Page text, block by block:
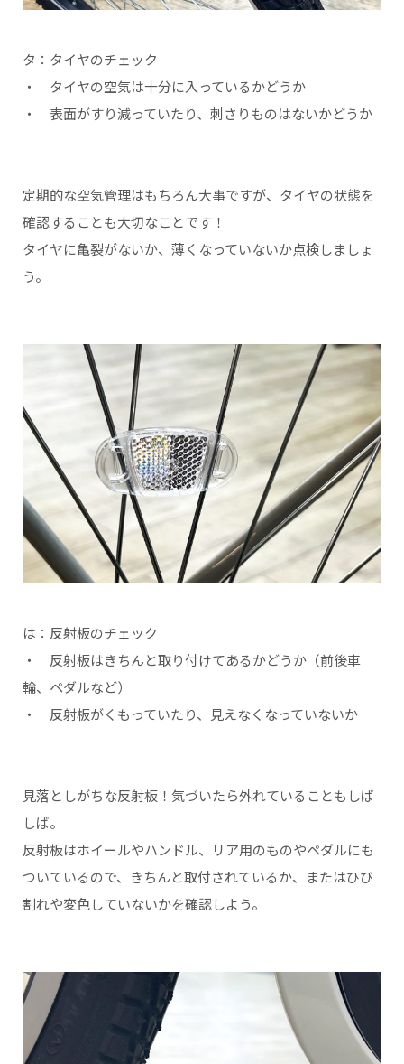
タ：タイヤのチェック
・ タイヤの空気は十分に入っているかどうか
・ 表面がすり減っていたり、刺さりものはないかどうか
定期的な空気管理はもちろん大事ですが、タイヤの状態を
確認することも大切なことです！
タイヤに亀裂がないか、薄くなっていないか点検しましょ
う。
は：反射板のチェック
・ 反射板はきちんと取り付けてあるかどうか（前後車
輪、ペダルなど）
・ 反射板がくもっていたり、見えなくなっていないか
見落としがちな反射板！気づいたら外れていることもしば
しば。
反射板はホイールやハンドル、リア用のものやペダルにも
ついているので、きちんと取付されているか、またはひび
割れや変色していないかを確認しよう。